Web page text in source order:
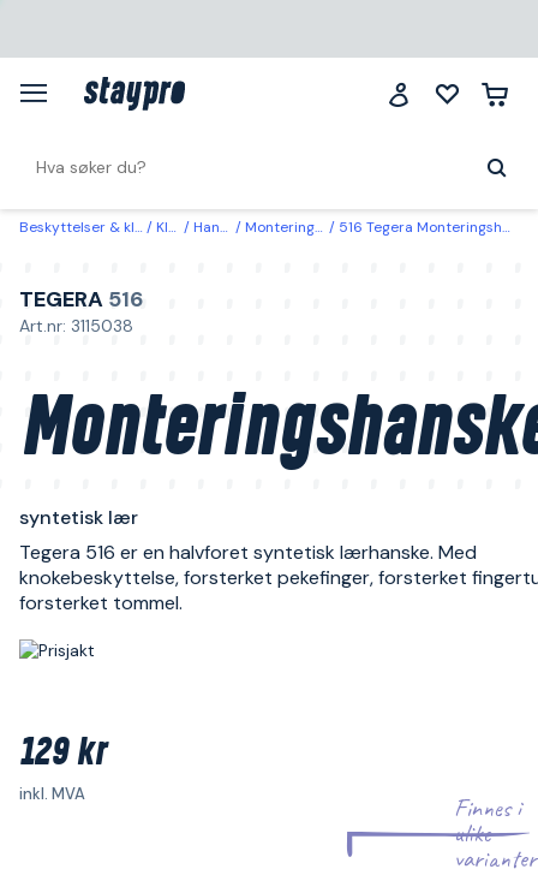
Beskyttelser & klær Klær Hansker Monteringshanske 516 Tegera Monteringshanske syntetisk lær 6
TEGERA 516
Art.nr: 3115038
syntetisk lær
Tegera 516 er en halvforet syntetisk lærhanske. Med
knokebeskyttelse, forsterket pekefinger, forsterket
forsterket tommel.
129 kr
inkl. MVA
Finnes i
ulike
varianter